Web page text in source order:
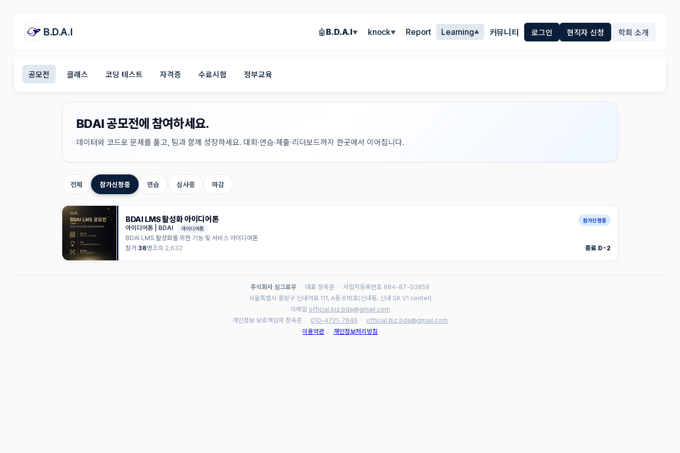
B.D.A.I 🤖B.D.A.I▼ knock▼ Report Learning▼ 커뮤니티 로그인 현직자 신청 학회 소개
공모전 클래스 코딩 테스트 자격증 수료시험 정부교육
BDAI 공모전에 참여하세요.
데이터와 코드로 문제를 풀고, 팀과 함께 성장하세요. 대회·연습·제출·리더보드까지 한곳에서 이어집니다.
전체 참가신청중 연습 심사중 마감
BDAI LMS 활성화 아이디어톤
아이디어톤 | BDAI 아이디어톤
BDAI LMS 활성화를 위한 기능 및 서비스 아이디어톤
참가신청중
참가 38명조회 2,632 종료 D-2
주식회사 심그로우 · 대표 정욱준 · 사업자등록번호 684-87-03859
서울특별시 중랑구 신내역로 111, A동 616호(신내동, 신내 SK V1 center)
이메일 official.biz.bda@gmail.com
개인정보 보호책임자 정욱준 · 010-4721-7646 · official.biz.bda@gmail.com
이용약관 · 개인정보처리방침